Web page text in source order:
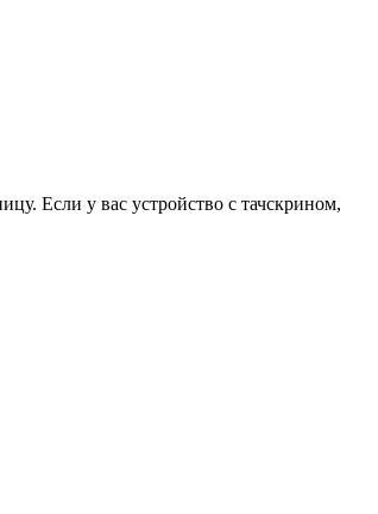
Если у вас устройство с тачскрином,